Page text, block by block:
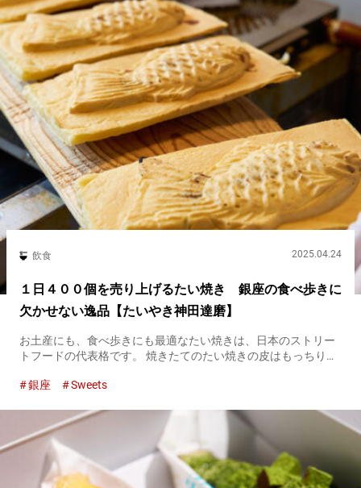
飲食 2025.04.24
１日４００個を売り上げるたい焼き 銀座の食べ歩きに
欠かせない逸品【たいやき神田達磨】
お土産にも、食べ歩きにも最適なたい焼きは、日本のストリー
トフードの代表格です。 焼きたてのたい焼きの皮はもっちり
思わず頬が緩む、至福の味わいです。 『たいやき神田達磨』の
銀座 Sweets